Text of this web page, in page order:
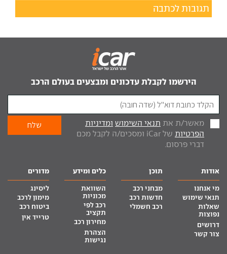
תגובות לכתבה
הירשמו לקבלת עדכונים ומבצעים בעולם הרכב
מאשר/ת את תנאי השימוש ומדיניות
הפרטיות
של iCar ומסכים/ה לקבל מכם
דברי פרסום.
אודות
מי אנחנו
תנאי שימוש
שאלות
נפוצות
דרושים
צור קשר
תוכן
מבחני רכב
חדשות רכב
רכב חשמלי
כלים ומידע
השוואת
מכוניות
רכב לפי
תקציב
מחירון רכב
הצהרת
נגישות
מדורים
ליסינג
מימון לרכב
ביטוח רכב
טרייד אין